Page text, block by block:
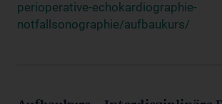
perioperative-echokardiographie-
notfallsonographie/aufbaukurs/